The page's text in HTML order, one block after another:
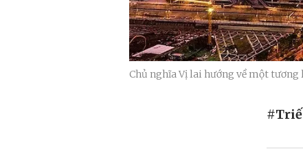
Chủ nghĩa Vị lai hướng về một